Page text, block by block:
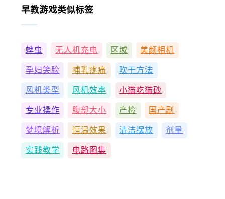
早教游戏类似标签
蜱虫 无人机充电 区域 美颜相机
孕妇笑脸 哺乳疼痛 吹干方法
风机类型 风机效率 小猫吃猫砂
专业操作 腹部大小 产检 国产剧
梦境解析 恒温效果 清洁摆放 剂量
实践教学 电路图集